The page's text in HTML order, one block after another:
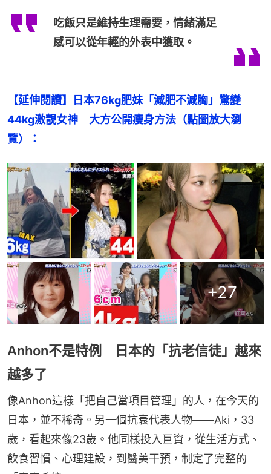
吃飯只是維持生理需要，情緒滿足
感可以從年輕的外表中獲取。
【延伸閱讀】日本76kg肥妹「減肥不減胸」驚變
44kg激靚女神　大方公開瘦身方法（點圖放大瀏
覽）：
+27
Anhon不是特例 日本的「抗老信徒」越來
越多了
像Anhon這樣「把自己當項目管理」的人，在今天的
日本，並不稀奇。另一個抗衰代表人物——Aki，33
歲，看起來像23歲。他同樣投入巨資，從生活方式、
飲食習慣、心理建設，到醫美干預，制定了完整的